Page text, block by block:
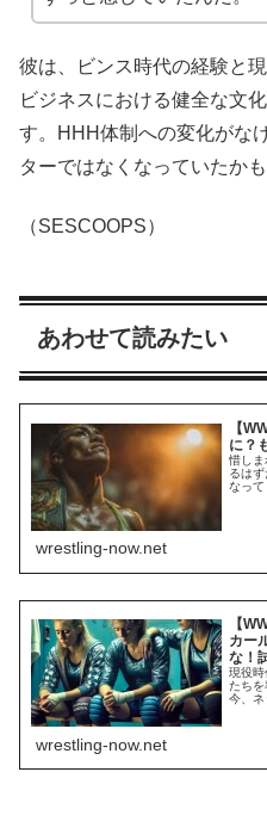
彼は、ビンス時代の経験と
ビジネスにおける健全な文
す。HHH体制への変化がな
ターではなくなっていたかも
（SESCOOPS）
あわせて読みたい
【
に？
惜し
るは
なって
が目
ませ
wrestling-now.net
【
カー
な！
現役
たち
今、
いま
用し
wrestling-now.net